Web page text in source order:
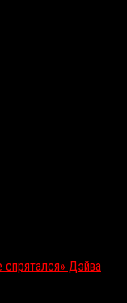
Дэйва